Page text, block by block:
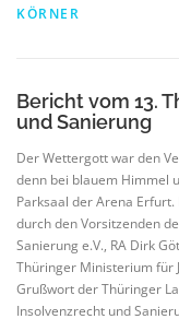
KÖRNER
Bericht vom 13.
und Sanierung
Der Wettergott war den
denn bei blauem Himmel
Parksaal der Arena
durch den Vorsitzenden
Sanierung e.V., RA Dirk
Thüringer Ministerium für
Grußwort der Thüringer
Insolvenzrecht und